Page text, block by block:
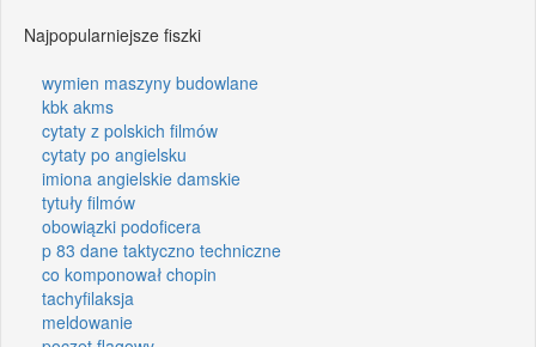
Najpopularniejsze fiszki
wymien maszyny budowlane
kbk akms
cytaty z polskich filmów
cytaty po angielsku
imiona angielskie damskie
tytuły filmów
obowiązki podoficera
p 83 dane taktyczno techniczne
co komponował chopin
tachyfilaksja
meldowanie